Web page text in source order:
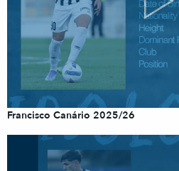
Francisco Canário 2025/26